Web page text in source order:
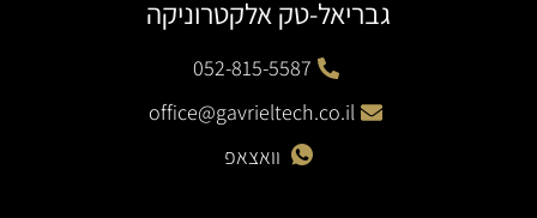
גבריאל-טק אלקטרוניקה
052-815-5587
office@gavrieltech.co.il
וואצאפ